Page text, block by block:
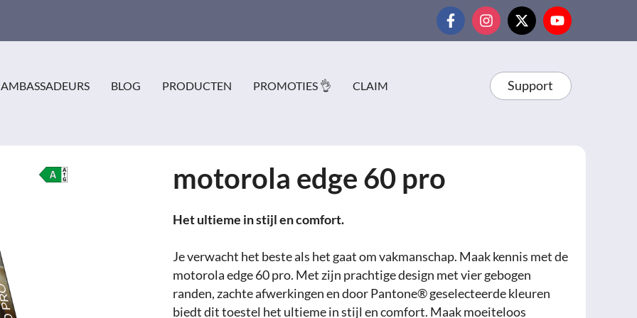
AMBASSADEURS BLOG PRODUCTEN PROMOTIES 👌 CLAIM Support
motorola edge 60 pro
Het ultieme in stijl en comfort.
Je verwacht het beste als het gaat om vakmanschap. Maak kennis met de
motorola edge 60 pro. Met zijn prachtige design met vier gebogen
randen, zachte afwerkingen en door Pantone® geselecteerde kleuren
biedt dit toestel het ultieme in stijl en comfort. Maak moeiteloos